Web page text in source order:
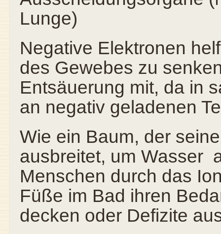
Lunge)
Negative Elektronen
des Gewebes zu
Entsäuerung mit, da in
an negativ geladenen
Wie ein Baum, der
ausbreitet, um Wasser
Menschen durch das
Füße im Bad ihren
decken oder Defizite